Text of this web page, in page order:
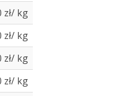
zł/ kg
zł/ kg
zł/ kg
zł/ kg